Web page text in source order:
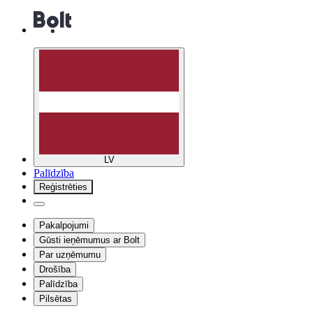
LV
Palīdzība
Reģistrēties
Pakalpojumi
Gūsti ieņēmumus ar Bolt
Par uzņēmumu
Drošība
Palīdzība
Pilsētas